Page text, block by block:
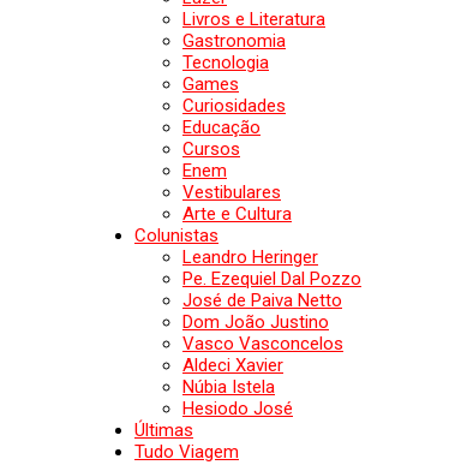
Livros e Literatura
Gastronomia
Tecnologia
Games
Curiosidades
Educação
Cursos
Enem
Vestibulares
Arte e Cultura
Colunistas
Leandro Heringer
Pe. Ezequiel Dal Pozzo
José de Paiva Netto
Dom João Justino
Vasco Vasconcelos
Aldeci Xavier
Núbia Istela
Hesiodo José
Últimas
Tudo Viagem